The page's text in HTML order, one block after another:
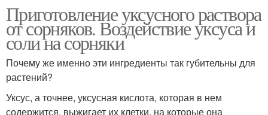
Приготовление уксусного раствора
от сорняков. Воздействие уксуса и
соли на сорняки
Почему же именно эти ингредиенты так губительны для
растений?
Уксус, а точнее, уксусная кислота, которая в нем
содержится, выжигает их клетки, на которые она